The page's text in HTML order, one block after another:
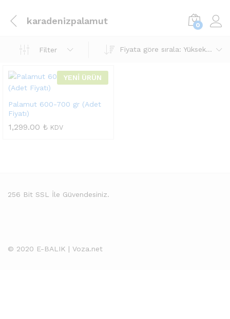
karadenizpalamut 0
Filter Fiyata göre sırala: Yüksekten düşüğe
YENİ ÜRÜN
Palamut 600-700 gr (Adet
Fiyatı)
1,299.00 ₺ KDV
© 2020 E-BALIK | Voza.net
256 Bit SSL İle Güvendesiniz.